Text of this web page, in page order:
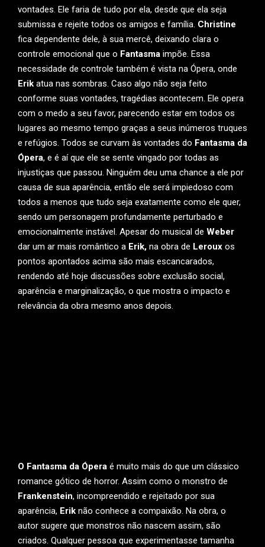
vontades. Ele faria de tudo por ela, desde que ela seja
submissa e rejeite todos os amigos e família. Christine
fica dependente dele, à sua mercê, deixando clara o
controle emocional que o Fantasma impõe. Essa
necessidade de controle também é vista na Ópera, onde
Erik atua nas sombras. Caso algo não seja feito
conforme suas vontades, tragédias acontecem. Ele opera
com o medo a seu favor, parecendo estar em todos os
lugares ao mesmo tempo graças a seus inúmeros truques
e refúgios. Todos se curvam às vontades do Fantasma da
Ópera, e é aí que ele se sente vingado por todas as
injustiças que passou. Ninguém deu uma chance a ele por
causa de sua aparência, então ele será impiedoso com
todos a menos que tudo seja exatamente como ele quer,
sendo um personagem profundamente perturbado e
emocionalmente instável. Apesar do musical de Weber
dar um ar mais romântico a Erik, na obra de Leroux os
pontos apontados acima são mais escancarados,
rendendo até hoje discussões sobre exclusão social,
aparência e marginalização, o que mostra o impacto e
relevância da obra mesmo anos depois.
O Fantasma da Ópera é muito mais do que um clássico
romance gótico de horror. Assim como o monstro de
Frankenstein, incompreendido e rejeitado por sua
aparência, Erik não conhece a compaixão. Na obra, o
autor sugere que monstros não nascem assim, são
criados. Qualquer pessoa que experimentasse tamanha